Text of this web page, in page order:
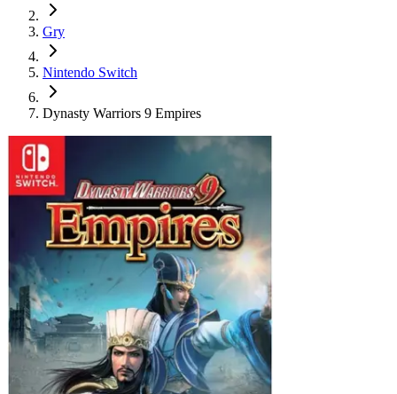
Gry
Nintendo Switch
Dynasty Warriors 9 Empires